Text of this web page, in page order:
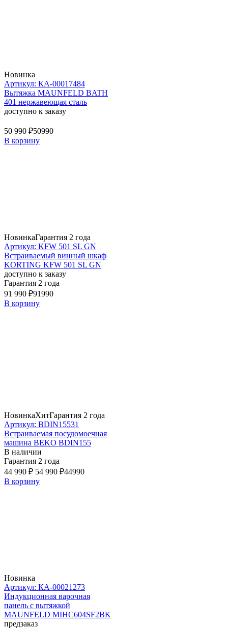
Новинка
Артикул: КА-00017484
Вытяжка MAUNFELD BATH
401 нержавеющая сталь
доступно к заказу
50 990 ₽50990
В корзину
НовинкаГарантия 2 года
Артикул: KFW 501 SL GN
Встраиваемый винный шкаф
KORTING KFW 501 SL GN
доступно к заказу
Гарантия 2 года
91 990 ₽91990
В корзину
НовинкаХитГарантия 2 года
Артикул: BDIN15531
Встраиваемая посудомоечная
машина BEKO BDIN155
В наличии
Гарантия 2 года
44 990 ₽ 54 990 ₽44990
В корзину
Новинка
Артикул: КА-00021273
Индукционная варочная
панель с вытяжкой
MAUNFELD MIHC604SF2BK
предзаказ